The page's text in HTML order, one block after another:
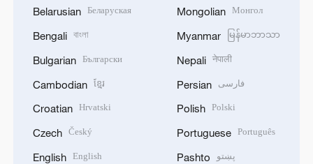
Belarusian Беларуская
Bengali বাংলা
Bulgarian Български
Cambodian ខ្មែរ
Croatian Hrvatski
Czech Český
English English
Mongolian Монгол
Myanmar မြန်မာဘာသာ
Nepali नेपाली
Persian فارسی
Polish Polski
Portuguese Português
Pashto پښتو